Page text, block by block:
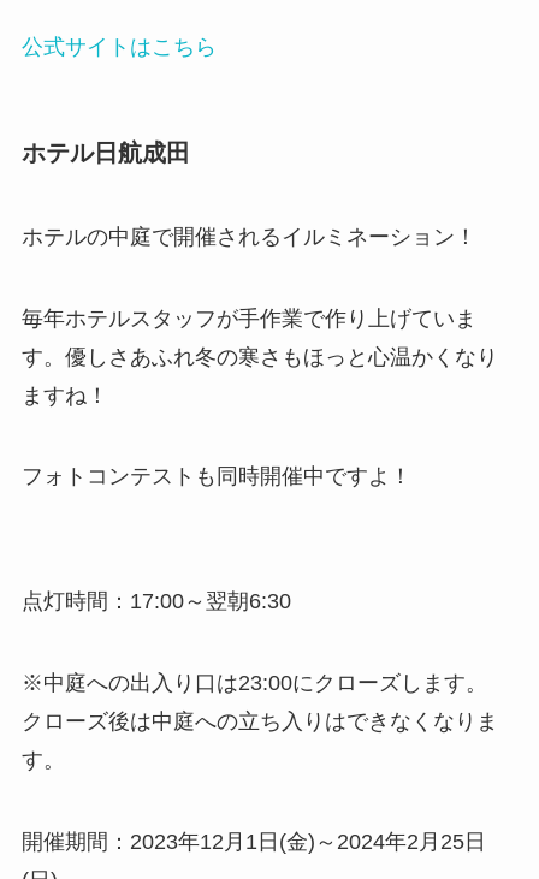
公式サイトはこちら
ホテル日航成田
ホテルの中庭で開催されるイルミネーション！
毎年ホテルスタッフが手作業で作り上げていま
す。優しさあふれ冬の寒さもほっと心温かくなり
ますね！
フォトコンテストも同時開催中ですよ！
点灯時間：17:00～翌朝6:30
※中庭への出入り口は23:00にクローズします。
クローズ後は中庭への立ち入りはできなくなりま
す。
開催期間：2023年12月1日(金)～2024年2月25日